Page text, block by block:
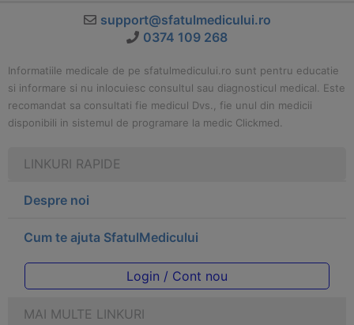
support@sfatulmedicului.ro
0374 109 268
Informatiile medicale de pe sfatulmedicului.ro sunt pentru educatie
si informare si nu inlocuiesc consultul sau diagnosticul medical. Este
recomandat sa consultati fie medicul Dvs., fie unul din medicii
disponibili in sistemul de programare la medic Clickmed.
LINKURI RAPIDE
Despre noi
Cum te ajuta SfatulMedicului
Login / Cont nou
MAI MULTE LINKURI